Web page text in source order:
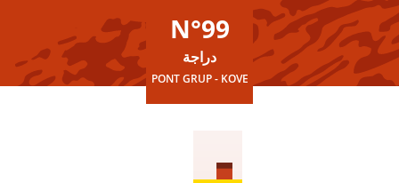
N°99
دراجة
PONT GRUP - KOVE